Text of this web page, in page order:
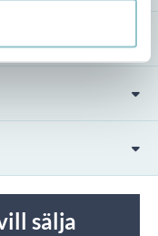
sälja